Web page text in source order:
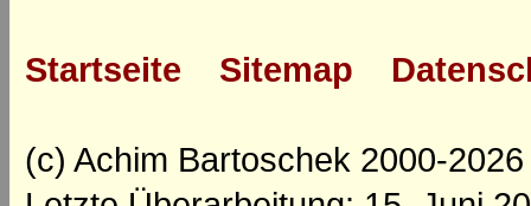
Startseite Sitemap
(c) Achim Bartoschek 2000-2026